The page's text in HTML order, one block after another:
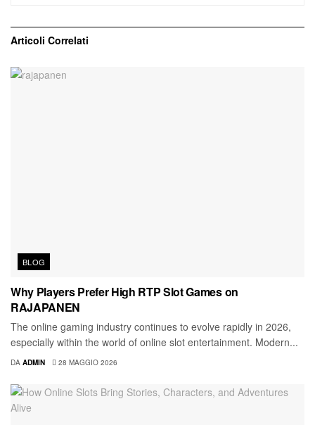
Articoli Correlati
BLOG
Why Players Prefer High RTP Slot Games on
RAJAPANEN
The online gaming industry continues to evolve rapidly in 2026,
especially within the world of online slot entertainment. Modern...
DA ADMIN 28 MAGGIO 2026